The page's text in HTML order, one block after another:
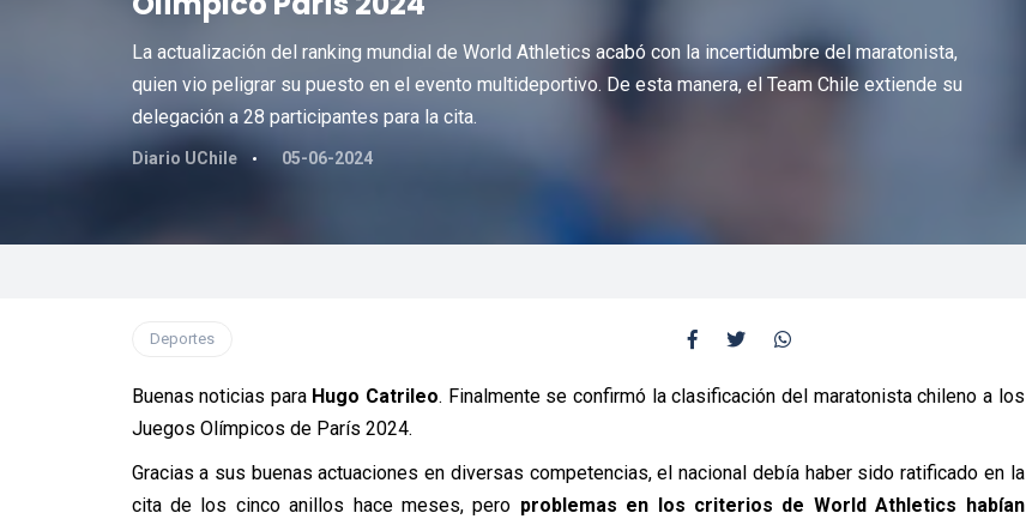
La actualización del ranking mundial de World Athletics acabó con la incertidumbre del maratonista,
quien vio peligrar su puesto en el evento multideportivo. De esta manera, el Team Chile extiende su
delegación a 28 participantes para la cita.
Diario UChile 05-06-2024
Deportes
Buenas noticias paraHugo Catrileo. Finalmente se confirmó la clasificación del maratonista chileno a los
Juegos Olímpicos de París 2024.
Gracias a sus buenas actuaciones en diversas competencias, el nacional debía haber sido ratificado en la
cita de los cinco anillos hace meses, pero problemas en los criterios de World Athletics habían